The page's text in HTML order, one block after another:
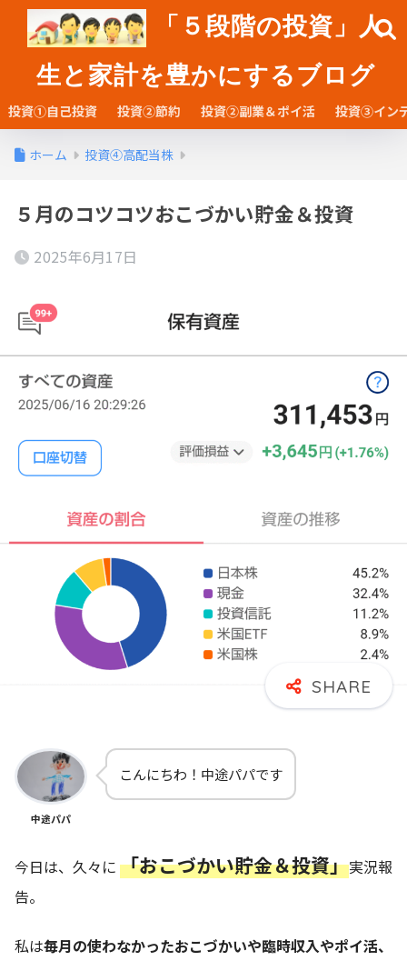
「５段階の投資」人
生と家計を豊かにするブログ
投資①自己投資 投資②節約 投資②副業＆ポイ活 投資③イン
ホーム 投資④高配当株
５月のコツコツおこづかい貯金＆投資
2025年6月17日
中途パパ
こんにちわ！中途パパです
今日は、久々に 「おこづかい貯金＆投資」実況報
告。
私は毎月の使わなかったおこづかいや臨時収入やポイ活、